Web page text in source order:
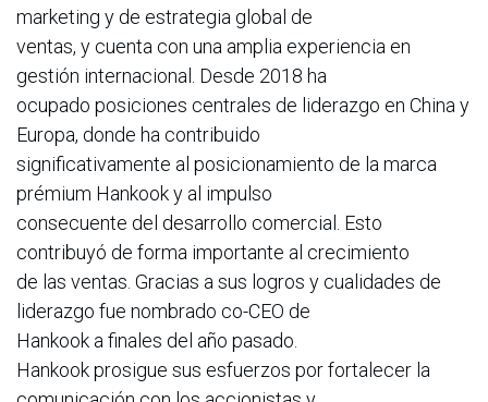
marketing y de estrategia global de
ventas, y cuenta con una amplia experiencia en
gestión internacional. Desde 2018 ha
ocupado posiciones centrales de liderazgo en China y
Europa, donde ha contribuido
significativamente al posicionamiento de la marca
prémium Hankook y al impulso
consecuente del desarrollo comercial. Esto
contribuyó de forma importante al crecimiento
de las ventas. Gracias a sus logros y cualidades de
liderazgo fue nombrado co-CEO de
Hankook a finales del año pasado.
Hankook prosigue sus esfuerzos por fortalecer la